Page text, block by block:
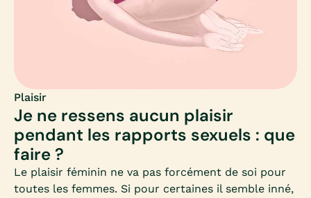
anatomie, sa taille et son rôle dans l'orgasme. Et à
plus large échelle, la jouissance sexuelle féminine,
qui implique souvent un équilibre entre des
Plaisir
Je ne ressens aucun plaisir
pendant les rapports sexuels : que
faire ?
Le plaisir féminin ne va pas forcément de soi pour
toutes les femmes. Si pour certaines il semble inné,